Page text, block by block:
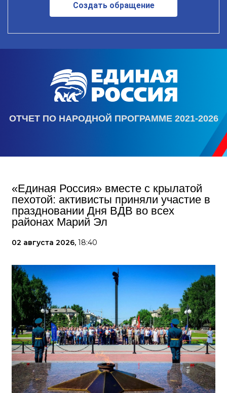
Создать обращение
ОТЧЕТ ПО НАРОДНОЙ ПРОГРАММЕ 2021-2026
«Единая Россия» вместе с крылатой
пехотой: активисты приняли участие в
праздновании Дня ВДВ во всех
районах Марий Эл
02 августа 2026, 18:40